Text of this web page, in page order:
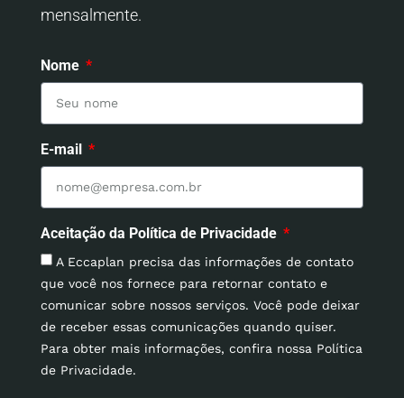
mensalmente.
Nome
E-mail
Aceitação da Política de Privacidade
A Eccaplan precisa das informações de contato
que você nos fornece para retornar contato e
comunicar sobre nossos serviços. Você pode deixar
de receber essas comunicações quando quiser.
Para obter mais informações, confira nossa Política
de Privacidade.